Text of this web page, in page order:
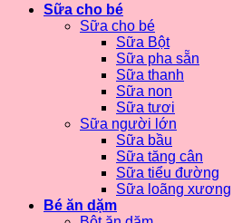
Sữa cho bé
Sữa cho bé
Sữa Bột
Sữa pha sẵn
Sữa thanh
Sữa non
Sữa tươi
Sữa người lớn
Sữa bầu
Sữa tăng cân
Sữa tiểu đường
Sữa loãng xương
Bé ăn dặm